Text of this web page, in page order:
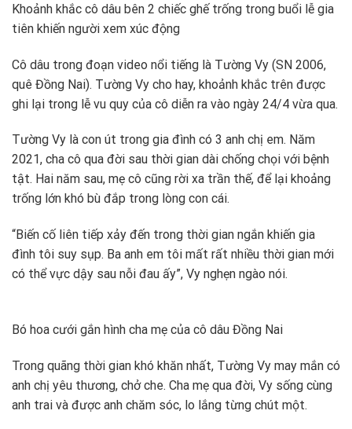
Khoảnh khắc cô dâu bên 2 chiếc ghế trống trong buổi lễ gia
tiên khiến người xem xúc động
Cô dâu trong đoạn video nổi tiếng là Tường Vy (SN 2006,
quê Đồng Nai). Tường Vy cho hay, khoảnh khắc trên được
ghi lại trong lễ vu quy của cô diễn ra vào ngày 24/4 vừa qua.
Tường Vy là con út trong gia đình có 3 anh chị em. Năm
2021, cha cô qua đời sau thời gian dài chống chọi với bệnh
tật. Hai năm sau, mẹ cô cũng rời xa trần thế, để lại khoảng
trống lớn khó bù đắp trong lòng con cái.
“Biến cố liên tiếp xảy đến trong thời gian ngắn khiến gia
đình tôi suy sụp. Ba anh em tôi mất rất nhiều thời gian mới
có thể vực dậy sau nỗi đau ấy”, Vy nghẹn ngào nói.
Bó hoa cưới gắn hình cha mẹ của cô dâu Đồng Nai
Trong quãng thời gian khó khăn nhất, Tường Vy may mắn có
anh chị yêu thương, chở che. Cha mẹ qua đời, Vy sống cùng
anh trai và được anh chăm sóc, lo lắng từng chút một.